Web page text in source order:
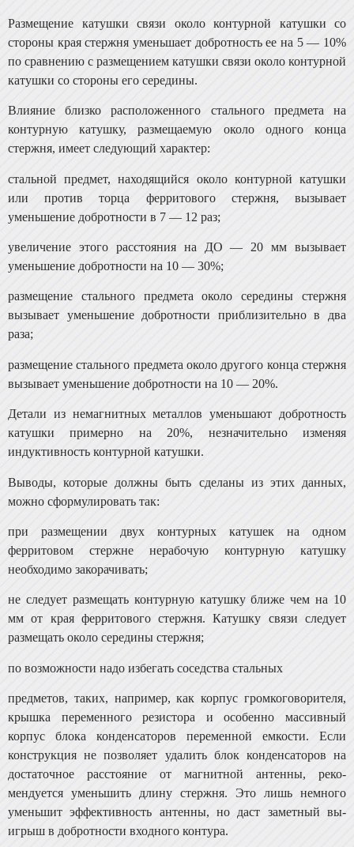
Размещение катушки связи около контурной катуш­ки со
стороны края стержня уменьшает добротность ее на 5 — 10%
по сравнению с размещением катушки связи около контурной
катушки со стороны его середины.
Влияние близко расположенного стального предмета на
контурную катушку, размещаемую около одного кон­ца
стержня, имеет следующий характер:
стальной предмет, находящийся около контурной ка­тушки
или против торца ферритового стержня, вызывает
уменьшение добротности в 7 — 12 раз;
увеличение этого расстояния на ДО — 20 мм вызывает
уменьшение добротности на 10 — 30%;
размещение стального предмета около середины стержня
вызывает уменьшение добротности приблизи­тельно в два
раза;
размещение стального предмета около другого конца стержня
вызывает уменьшение добротности на 10 — 20%.
Детали из немагнитных металлов уменьшают доб­ротность
катушки примерно на 20%, незначительно изме­няя
индуктивность контурной катушки.
Выводы, которые должны быть сделаны из этих дан­ных,
можно сформулировать так:
при размещении двух контурных катушек на одном
ферритовом стержне нерабочую контурную катушку
необходимо закорачивать;
не следует размещать контурную катушку ближе чем на 10
мм от края ферритового стержня. Катушку связи следует
размещать около середины стержня;
по возможности надо избегать соседства стальных
предметов, таких, например, как корпус громкоговорите­ля,
крышка переменного резистора и особенно массивный
корпус блока конденсаторов переменной емкости. Если
конструкция не позволяет удалить блок конденсаторов на
достаточное расстояние от магнитной антенны, реко­
мендуется уменьшить длину стержня. Это лишь немного
уменьшит эффективность антенны, но даст заметный вы­
игрыш в добротности входного контура.